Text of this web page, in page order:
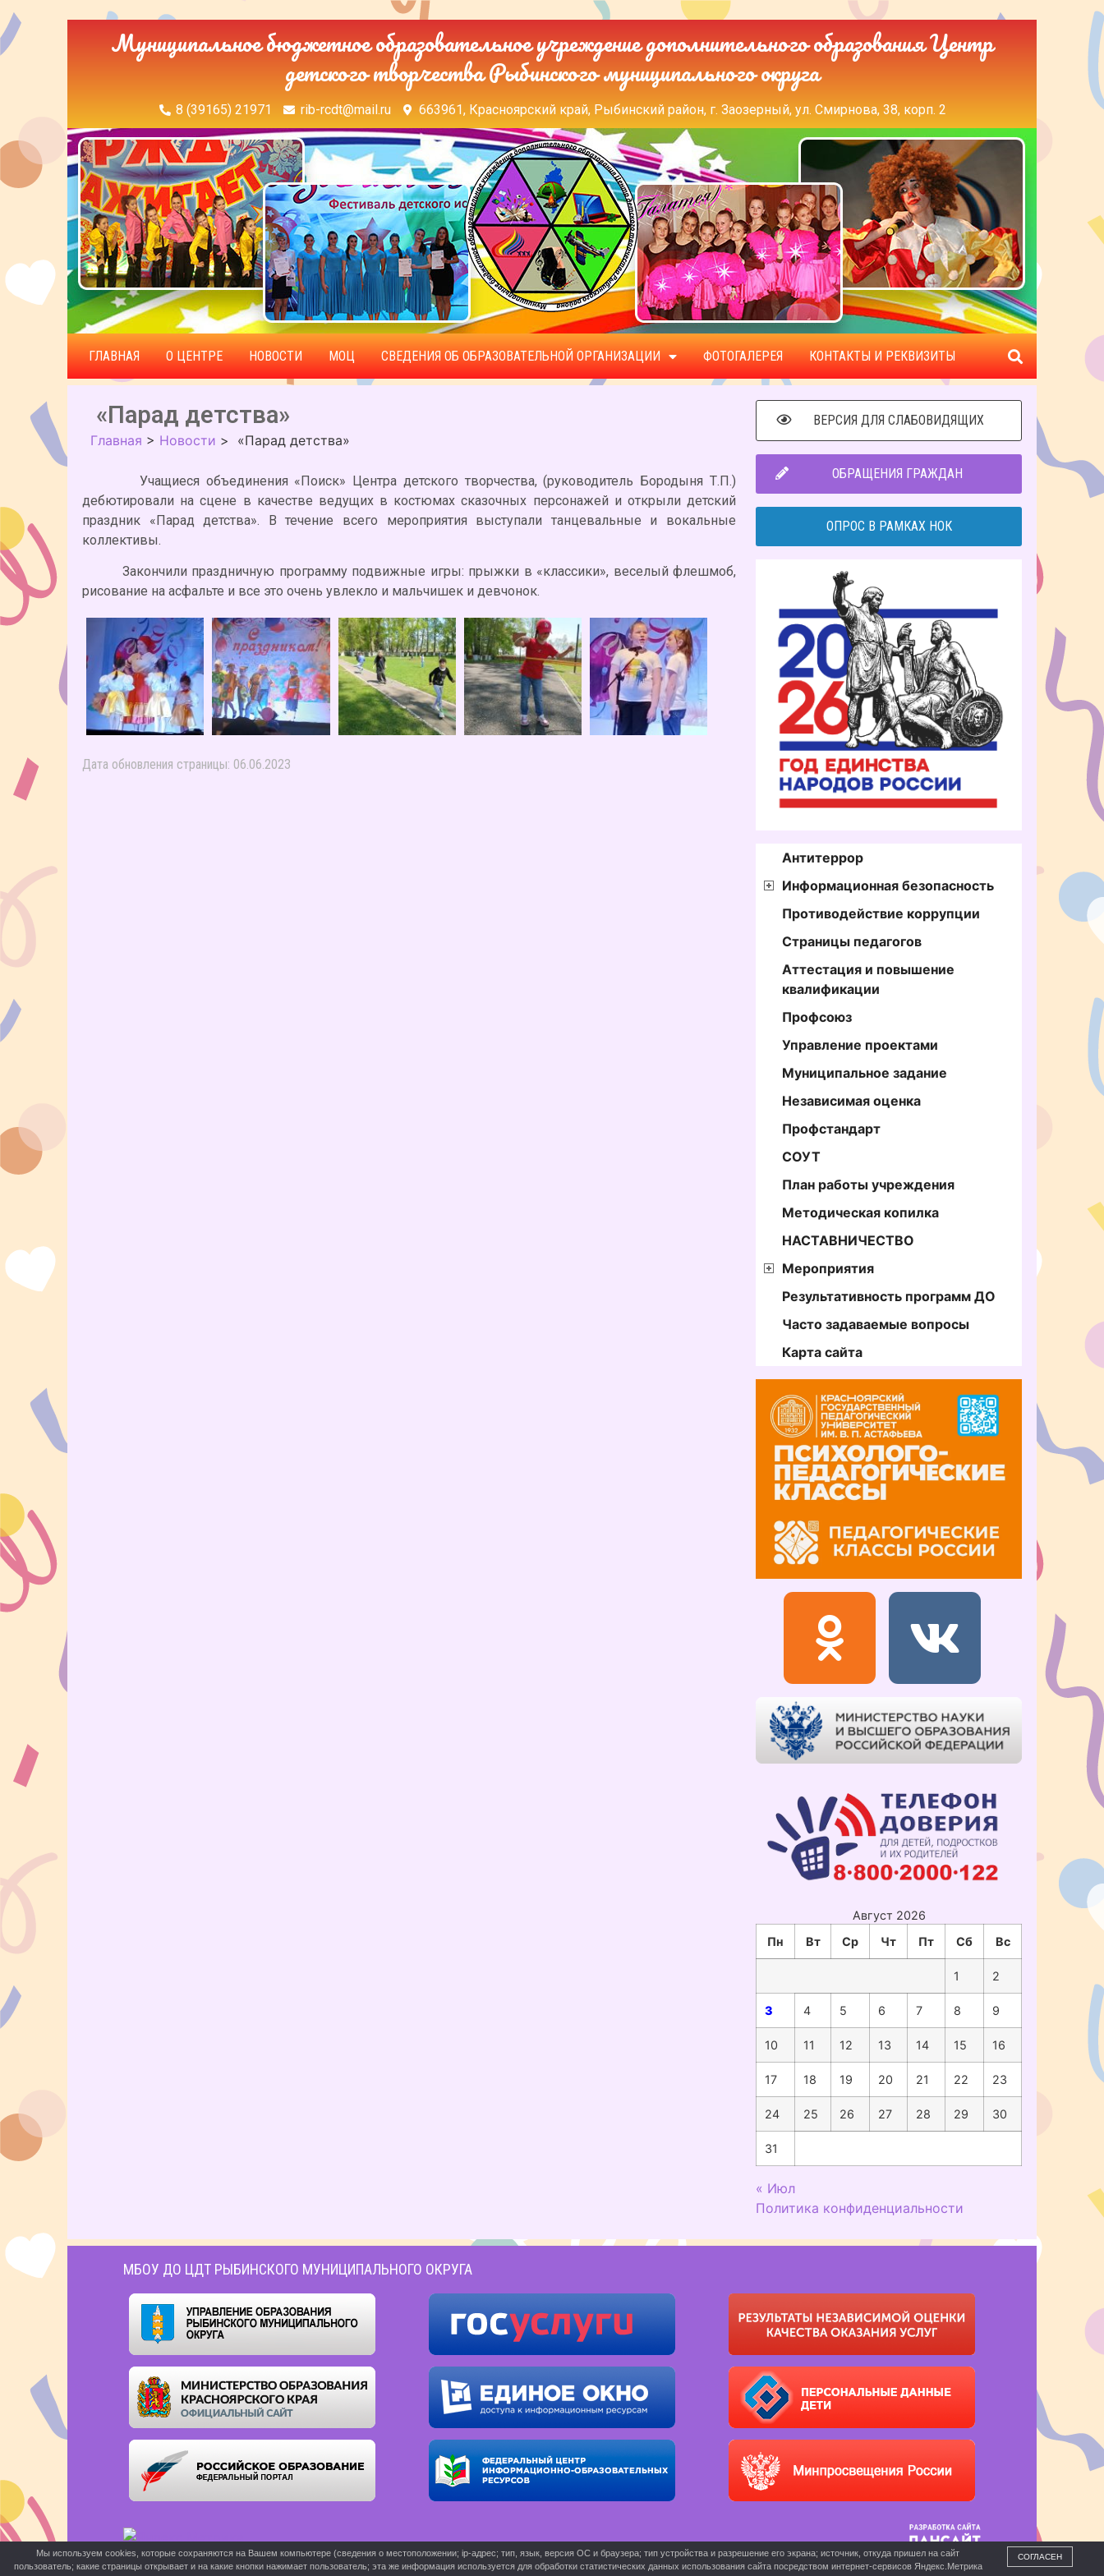
Муниципальное бюджетное образовательное учреждение дополнительного образования Центр
детского творчества Рыбинского муниципального округа
8 (39165) 21971 rib-rcdt@mail.ru 663961, Красноярский край, Рыбинский район, г. Заозерный, ул. Смирнова, 38, корп. 2
ГЛАВНАЯ О ЦЕНТРЕ НОВОСТИ МОЦ СВЕДЕНИЯ ОБ ОБРАЗОВАТЕЛЬНОЙ ОРГАНИЗАЦИИ ФОТОГАЛЕРЕЯ КОНТАКТЫ И РЕКВИЗИТЫ
«Парад детства»
Главная > Новости > «Парад детства»
Учащиеся объединения «Поиск» Центра детского творчества, (руководитель Бородыня Т.П.)
дебютировали на сцене в качестве ведущих в костюмах сказочных персонажей и открыли детский
праздник «Парад детства». В течение всего мероприятия выступали танцевальные и вокальные
коллективы.
Закончили праздничную программу подвижные игры: прыжки в «классики», веселый флешмоб,
рисование на асфальте и все это очень увлекло и мальчишек и девчонок.
Дата обновления страницы: 06.06.2023
ВЕРСИЯ ДЛЯ СЛАБОВИДЯЩИХ
ОБРАЩЕНИЯ ГРАЖДАН
ОПРОС В РАМКАХ НОК
Антитеррор
Информационная безопасность
Противодействие коррупции
Страницы педагогов
Аттестация и повышение
квалификации
Профсоюз
Управление проектами
Муниципальное задание
Независимая оценка
Профстандарт
СОУТ
План работы учреждения
Методическая копилка
НАСТАВНИЧЕСТВО
Мероприятия
Результативность программ ДО
Часто задаваемые вопросы
Карта сайта
Август 2026
Пн
Вт Ср Чт Пт Сб Вс
1 2
3 4 5 6 7 8 9
10 11 12 13 14 15 16
17 18 19 20 21 22 23
24 25 26 27 28 29 30
31
« Июл
Политика конфиденциальности
МБОУ ДО ЦДТ РЫБИНСКОГО МУНИЦИПАЛЬНОГО ОКРУГА
Мы используем cookies, которые сохраняются на Вашем компьютере (сведения о местоположении; ip-адрес; тип, язык, версия ОС и браузера; тип устройства и разрешение его экрана; источник, откуда пришел на сайт
пользователь; какие страницы открывает и на какие кнопки нажимает пользователь; эта же информация используется для обработки статистических данных использования сайта посредством интернет-сервисов Яндекс.Метрика
СОГЛАСЕН